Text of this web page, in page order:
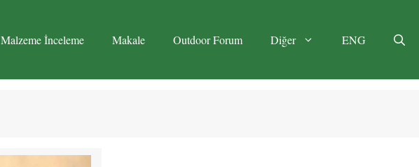
Malzeme İnceleme Makale Outdoor Forum Diğer ENG